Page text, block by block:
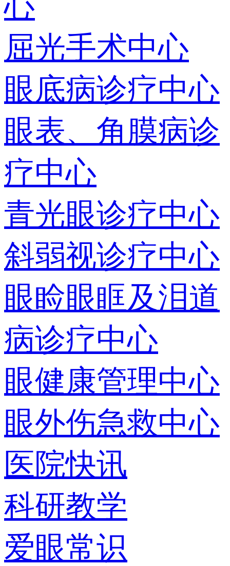
屈光手术中心
眼底病诊疗中心
眼表、角膜病诊
疗中心
青光眼诊疗中心
斜弱视诊疗中心
眼睑眼眶及泪道
病诊疗中心
眼健康管理中心
眼外伤急救中心
医院快讯
科研教学
爱眼常识